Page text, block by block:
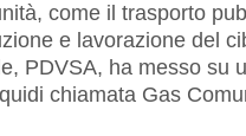
come il trasporto
e lavorazione del
PDVSA, ha messo su
chiamata Gas